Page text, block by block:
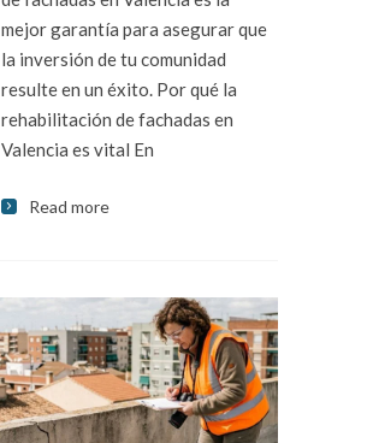
mejor garantía para asegurar que
la inversión de tu comunidad
resulte en un éxito. Por qué la
rehabilitación de fachadas en
Valencia es vital En
Read more